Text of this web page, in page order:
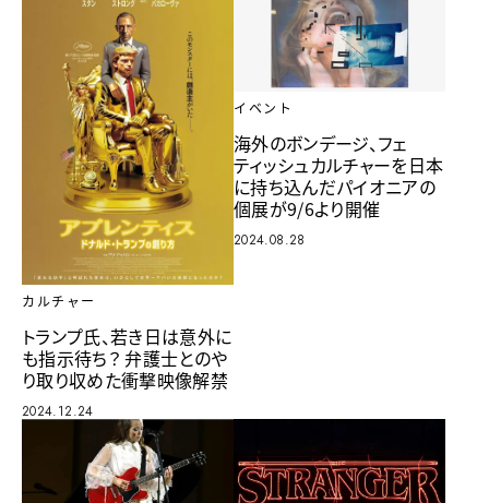
カルチャー
トランプ氏、若き日は意外に
も指示待ち？ 弁護士とのや
り取り収めた衝撃映像解禁
2024.12.24
イベント
海外のボンデージ、フェ
ティッシュカルチャーを日本
に持ち込んだパイオニアの
個展が9/6より開催
2024.08.28